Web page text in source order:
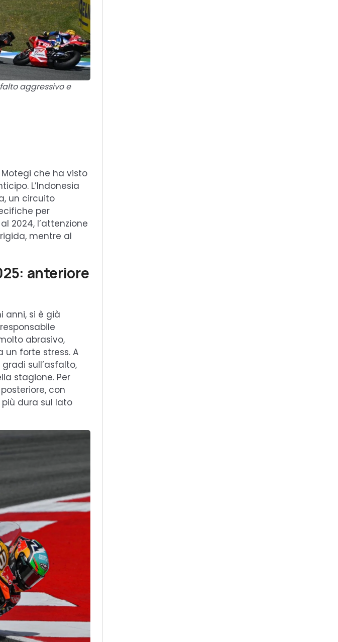
aggressivo e
che ha visto
L’Indonesia
un circuito
per
2024, l’attenzione
mentre al
anteriore
anni, si è già
abrasivo,
forte stress. A
sull’asfalto,
stagione. Per
con
dura sul lato